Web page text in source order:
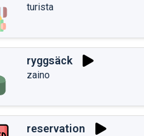
turista
ryggsäck
zaino
reservation